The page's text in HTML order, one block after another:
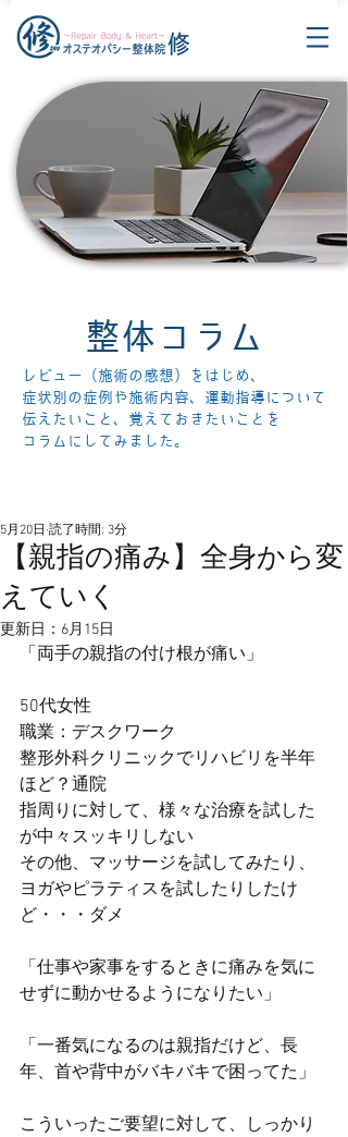
整体コラム
レビュー（施術の感想）をはじめ、
症状別の症例や施術内容、運動指導について
伝えたいこと、覚えておきたいことを
コラムにしてみました。
【親指の痛み】全身から変
えていく
5月20日 読了時間: 3分
更新日： 6月15日
「両手の親指の付け根が痛い」
50代女性
職業：デスクワーク
整形外科クリニックでリハビリを半年
ほど？通院
指周りに対して、様々な治療を試した
が中々スッキリしない
その他、マッサージを試してみたり、
ヨガやピラティスを試したりしたけ
ど・・・ダメ
「仕事や家事をするときに痛みを気に
せずに動かせるようになりたい」
「一番気になるのは親指だけど、長
年、首や背中がバキバキで困ってた」
こういったご要望に対して、しっかり